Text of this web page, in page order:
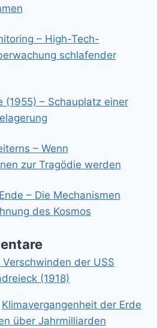
– High-Tech-
schlafender
(1955) – Schauplatz einer
– Wenn
zur Tragödie werden
– Die Mechanismen
des Kosmos
Verschwinden der USS
(1918)
Klimavergangenheit der Erde
über Jahrmilliarden